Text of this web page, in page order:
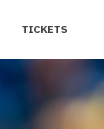
TICKETS